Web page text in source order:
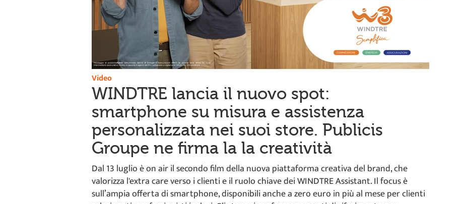
Video
WINDTRE lancia il nuovo spot:
smartphone su misura e assistenza
personalizzata nei suoi store. Publicis
Groupe ne firma la la creatività
Dal 13 luglio è on air il secondo film della nuova piattaforma creativa del brand, che
valorizza l'extra care verso i clienti e il ruolo chiave dei WINDTRE Assistant. Il focus è
sull’ampia offerta di smartphone, disponibili anche a zero euro in più al mese per clienti